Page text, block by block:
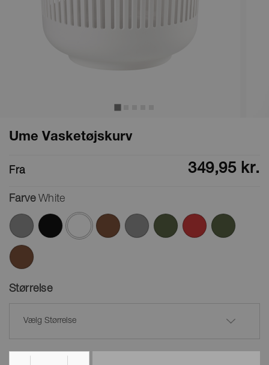
Ume Vasketøjskurv
Fra 349,95 kr.
Farve White
valgte
Størrelse
Vælg Størrelse